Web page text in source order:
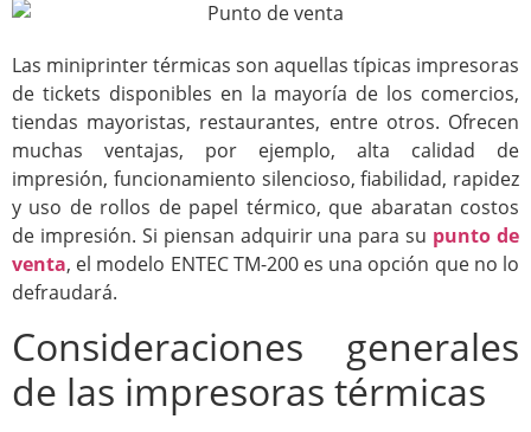
Las miniprinter térmicas son aquellas típicas impresoras
de tickets disponibles en la mayoría de los comercios,
tiendas mayoristas, restaurantes, entre otros. Ofrecen
muchas ventajas, por ejemplo, alta calidad de
impresión, funcionamiento silencioso, fiabilidad, rapidez
y uso de rollos de papel térmico, que abaratan costos
de impresión. Si piensan adquirir una para su punto de
venta, el modelo ENTEC TM-200 es una opción que no lo
defraudará.
Consideraciones generales
de las impresoras térmicas